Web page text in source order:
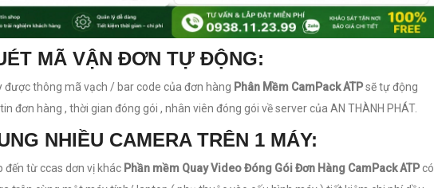
MÃ VẬN ĐƠN TỰ ĐỘNG:
được thông mã vạch / bar code của đơn hàng Phân Mềm CamPack ATPsẽ tự động
đơn hàng , thời gian đóng gói , nhân viên đóng gói về server của AN THÀNH PHÁT.
NHIỀU CAMERA TRÊN 1 MÁY:
đến từ ccas dơn vị khác Phần mềm Quay Video Đóng Gói Đơn Hàng CamPack ATPcó